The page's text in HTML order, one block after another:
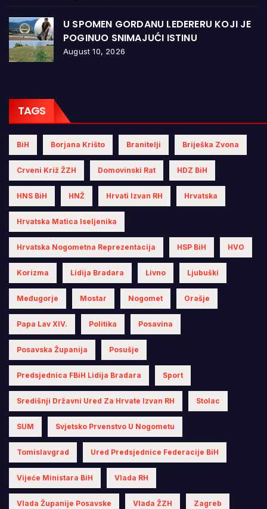
U SPOMEN GORDANU LEDERERU KOJI JE
POGINUO SNIMAJUĆI ISTINU
August 10, 2026
TAGS
BiH Borjana Krišto Branitelji Briješka Zvona
Crveni Križ ŽZH Domovinski Rat HDZ BiH
HNS BiH HNŽ Hrvati Izvan RH Hrvatska
Hrvatska Matica Iseljenika
Hrvatska Nogometna Reprezentacija HSP BiH HVO
Korizma Lidija Bradara Livno Ljubuški
Međugorje Mostar Nogomet Orašje
Papa Lav XIV. Politika Posavina
Posavska Županija Posušje
Predsjednica FBiH Lidija Bradara Sport
Središnji Državni Ured Za Hrvate Izvan RH Stolac
SUM Svjetsko Prvenstvo U Nogometu
Tomislavgrad Ured Predsjednice Federacije BiH
Vijeće Ministara BiH Vlada RH
Vlada Županije Posavske Vlada ŽZH Zagreb